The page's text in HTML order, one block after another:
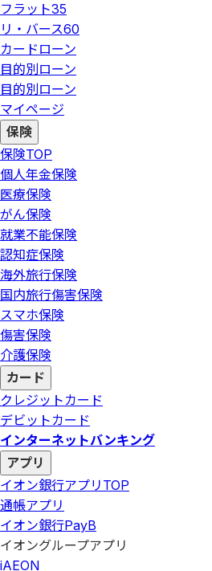
フラット35
リ・バース60
カードローン
目的別ローン
目的別ローン
マイページ
保険
保険TOP
個人年金保険
医療保険
がん保険
就業不能保険
認知症保険
海外旅行保険
国内旅行傷害保険
スマホ保険
傷害保険
介護保険
カード
クレジットカード
デビットカード
インターネットバンキング
アプリ
イオン銀行アプリ TOP
通帳アプリ
イオン銀行PayB
イオングループアプリ
iAEON